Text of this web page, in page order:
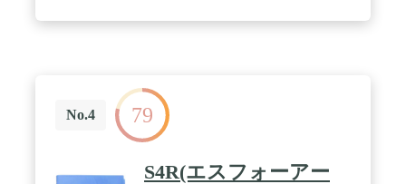
No.4 79
S4R(エスフォーアー